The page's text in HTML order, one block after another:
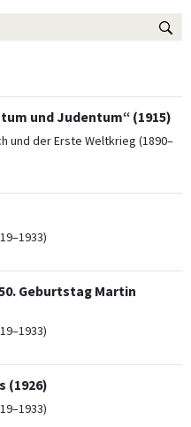
und Judentum“ (1915)
und der Erste Weltkrieg (1890–
Geburtstag Martin
(1926)